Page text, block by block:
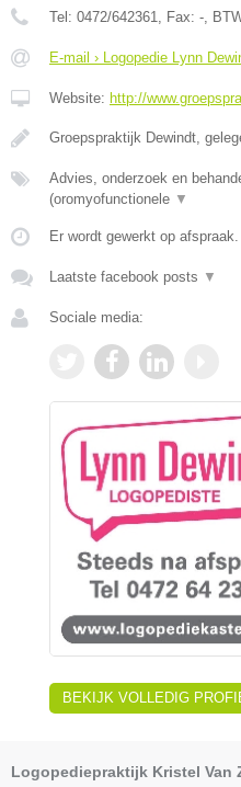
Tel: 0472/642361, Fax: -,
E-mail › Logopedie Lynn
Website: http://
Groepspraktijk Dewindt,
Advies, onderzoek en
(oromyofunctionele ▼
Er wordt gewerkt op afspraak.
Laatste facebook posts ▼
Sociale media:
BEKIJK VOLLEDIG
Logopediepraktijk Kristel Van